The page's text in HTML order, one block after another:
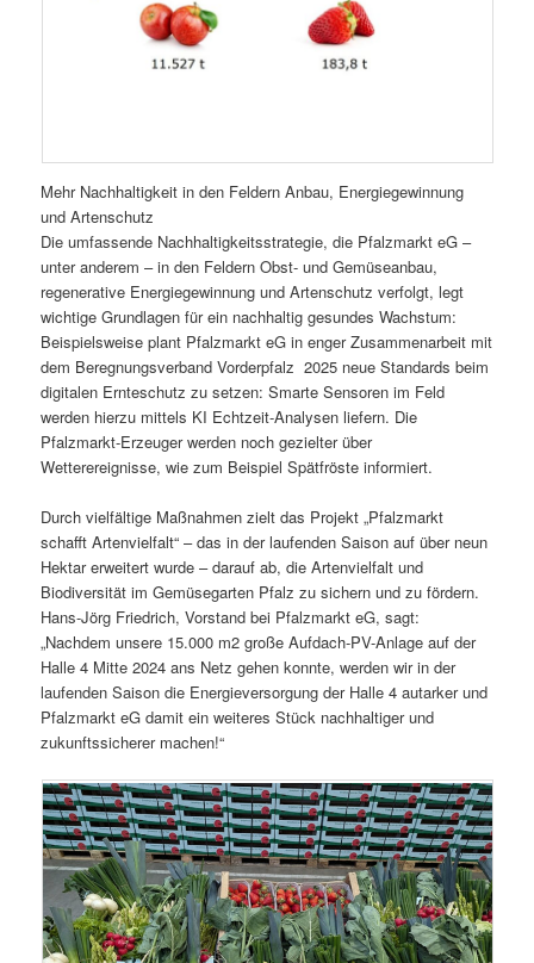
Mehr Nachhaltigkeit in den Feldern Anbau, Energiegewinnung
und Artenschutz
Die umfassende Nachhaltigkeitsstrategie, die Pfalzmarkt eG –
unter anderem – in den Feldern Obst- und Gemüseanbau,
regenerative Energiegewinnung und Artenschutz verfolgt, legt
wichtige Grundlagen für ein nachhaltig gesundes Wachstum:
Beispielsweise plant Pfalzmarkt eG in enger Zusammenarbeit mit
dem Beregnungsverband Vorderpfalz 2025 neue Standards beim
digitalen Ernteschutz zu setzen: Smarte Sensoren im Feld
werden hierzu mittels KI Echtzeit-Analysen liefern. Die
Pfalzmarkt-Erzeuger werden noch gezielter über
Wetterereignisse, wie zum Beispiel Spätfröste informiert.
Durch vielfältige Maßnahmen zielt das Projekt „Pfalzmarkt
schafft Artenvielfalt“ – das in der laufenden Saison auf über neun
Hektar erweitert wurde – darauf ab, die Artenvielfalt und
Biodiversität im Gemüsegarten Pfalz zu sichern und zu fördern.
Hans-Jörg Friedrich, Vorstand bei Pfalzmarkt eG, sagt:
„Nachdem unsere 15.000 m2 große Aufdach-PV-Anlage auf der
Halle 4 Mitte 2024 ans Netz gehen konnte, werden wir in der
laufenden Saison die Energieversorgung der Halle 4 autarker und
Pfalzmarkt eG damit ein weiteres Stück nachhaltiger und
zukunftssicherer machen!“